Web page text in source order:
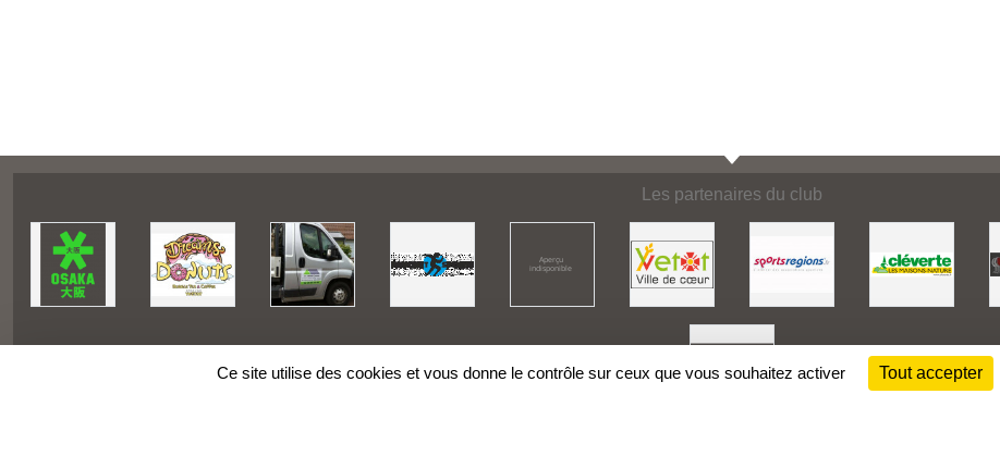
Les partenaires du club
Ce site utilise des cookies et vous donne le contrôle sur ceux que vous souhaitez activer Tout accepter